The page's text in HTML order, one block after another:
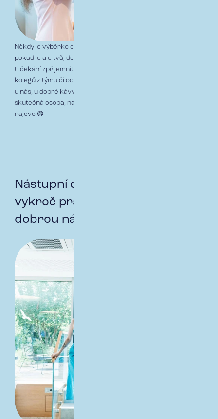
Někdy je výběrko expres a můžeš nastoupit prakticky hned,
pokud je ale tvůj den D ještě v nedohlednu, budeme se snažit
ti čekání zpříjemnit. Můžeš se těšit na e-maily od budoucích
kolegů z týmu či od HR business partnerů, nebo na návštěvu
u nás, u dobré kávy. Prostě pro nás nebudeš jen číslo, ale
skutečná osoba, na kterou se těšíme a dáme ti to patřičně
najevo 😊
Nástupní den aneb Den D –
vykroč pravou nohou a jdi s
dobrou náladou.